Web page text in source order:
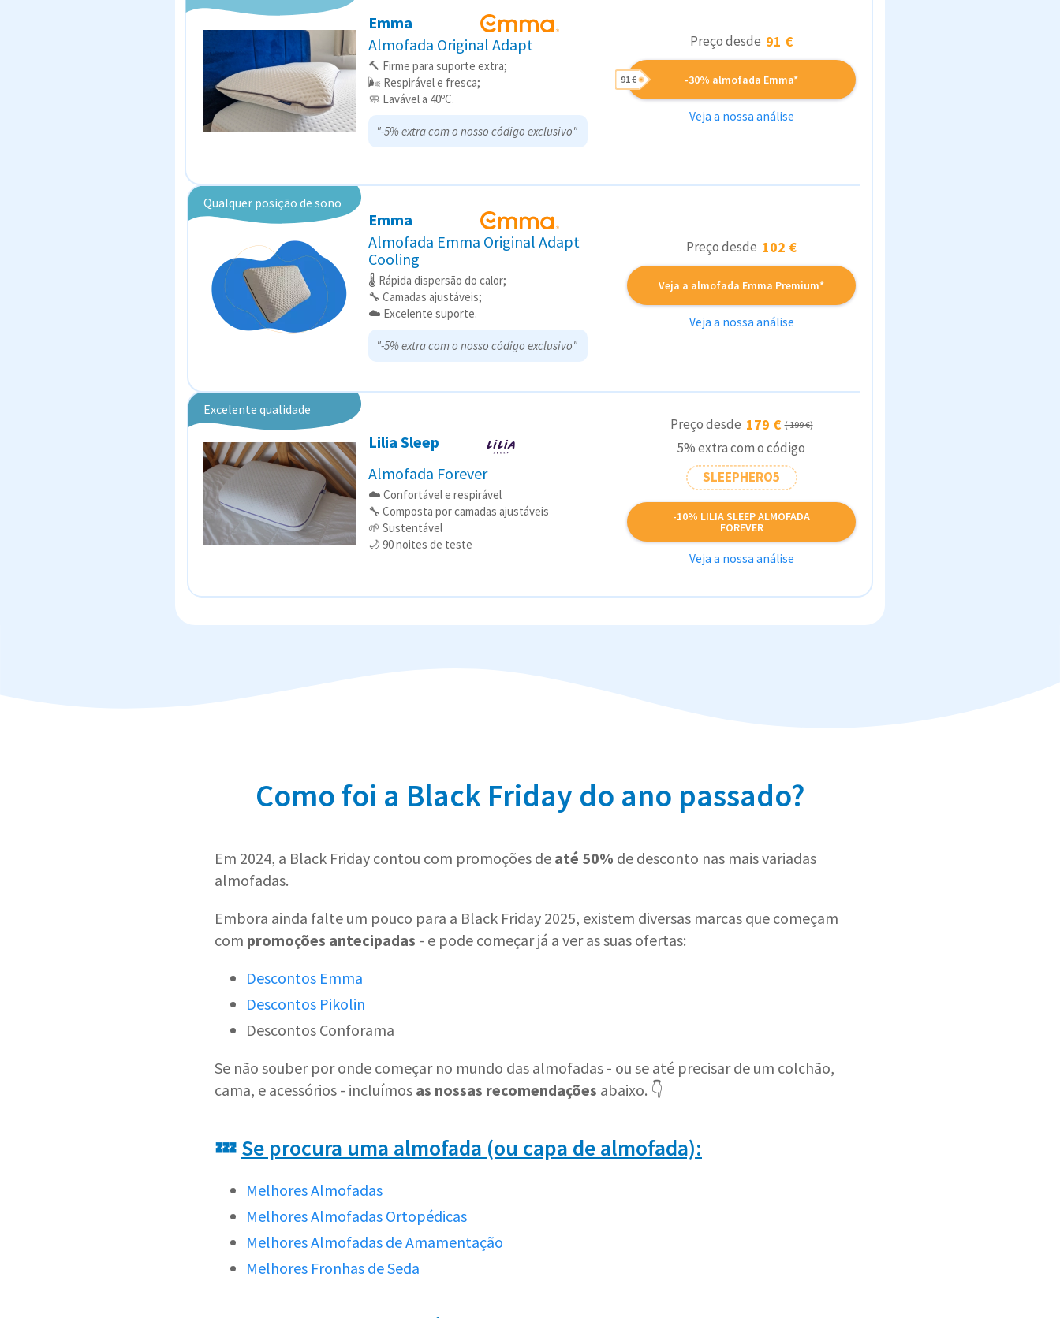
Emma
Almofada Original Adapt
🔨 Firme para suporte extra;
🌬️ Respirável e fresca;
🧼 Lavável a 40ºC.
"-5% extra com o nosso código exclusivo"
Preço desde 91 €
-30% almofada Emma*
91 €
Veja a nossa análise
Qualquer posição de sono
Emma
Almofada Emma Original Adapt
Cooling
🌡️ Rápida dispersão do calor;
🔧 Camadas ajustáveis;
☁️ Excelente suporte.
"-5% extra com o nosso código exclusivo"
Preço desde 102 €
Veja a almofada Emma Premium*
Veja a nossa análise
Excelente qualidade
Lilia Sleep
Almofada Forever
☁️ Confortável e respirável
🔧 Composta por camadas ajustáveis
🌱 Sustentável
🌙 90 noites de teste
Preço desde 179 € ( 199 €)
5% extra com o código
SLEEPHERO5
-10% LILIA SLEEP ALMOFADA
FOREVER
Veja a nossa análise
Como foi a Black Friday do ano passado?
Em 2024, a Black Friday contou com promoções de até 50% de desconto nas mais variadas
almofadas.
Embora ainda falte um pouco para a Black Friday 2025, existem diversas marcas que começam
com promoções antecipadas - e pode começar já a ver as suas ofertas:
Descontos Emma
Descontos Pikolin
Descontos Conforama
Se não souber por onde começar no mundo das almofadas - ou se até precisar de um colchão,
cama, e acessórios - incluímos as nossas recomendações abaixo. 👇
💤Se procura uma almofada (ou capa de almofada):
Melhores Almofadas
Melhores Almofadas Ortopédicas
Melhores Almofadas de Amamentação
Melhores Fronhas de Seda